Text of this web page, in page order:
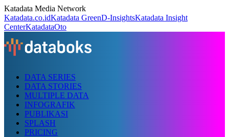
Katadata Media Network
Katadata.co.idKatadata GreenD-InsightsKatadata Insight
CenterKatadataOto
DATA SERIES
DATA STORIES
MULTIPLE DATA
INFOGRAFIK
PUBLIKASI
SPLASH
PRICING